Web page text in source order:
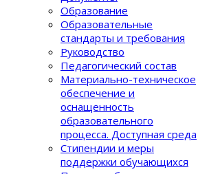
Образование
Образовательные
стандарты и требования
Руководство
Педагогический состав
Материально-техническое
обеспечение и
оснащенность
образовательного
процеcса. Доступная среда
Стипендии и меры
поддержки обучающихся